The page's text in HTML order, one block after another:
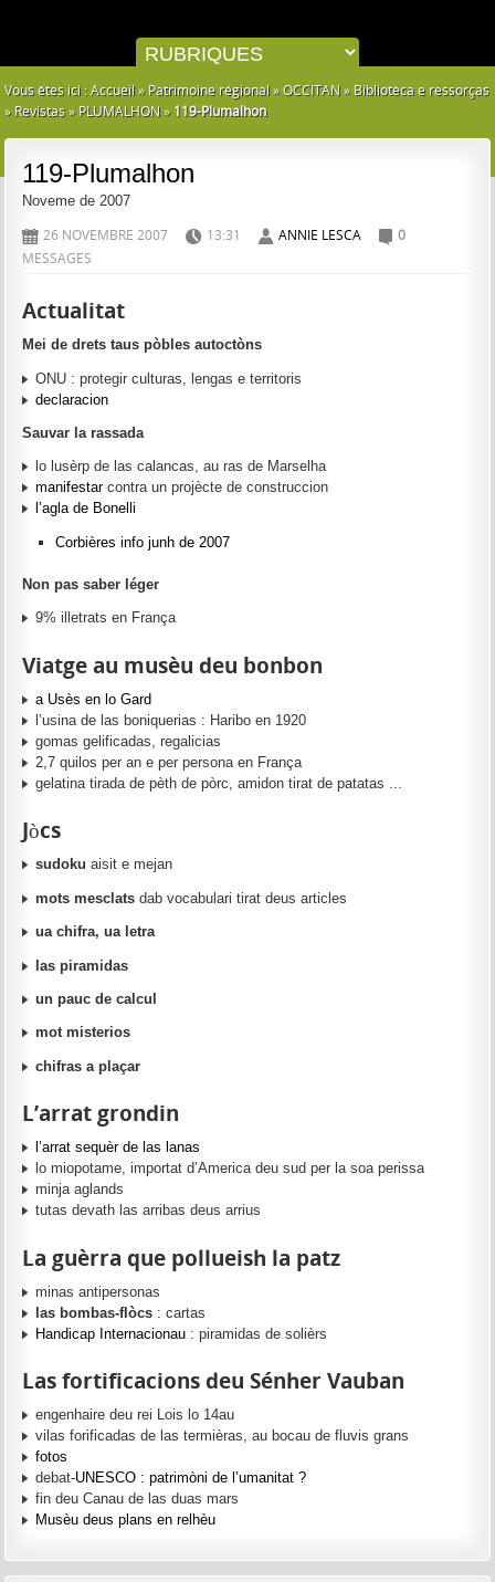
Vous êtes ici :Accueil » Patrimoine régional »OCCITAN » Bibliotèca e ressorças
» Revistas » PLUMALHON » 119-Plumalhon
119-Plumalhon
Noveme de 2007
D 26 NOVEMBRE 2007 H 13:31 A ANNIE LESCA
0
MESSAGES
Actualitat
Mei de drets taus pòbles autoctòns
ONU : protegir culturas, lengas e territoris
declaracion
Sauvar la rassada
lo lusèrp de las calancas, au ras de Marselha
manifestarcontra un projècte de construccion
l’agla de Bonelli
Corbières info junh de 2007
Non pas saber léger
9% illetrats en França
Viatge au musèu deu bonbon
a Usès en lo Gard
l’usina de las boniquerias : Haribo en 1920
gomas gelificadas, regalicias
2,7 quilos per an e per persona en França
gelatina tirada de pèth de pòrc, amidon tirat de patatas ...
Jòcs
sudoku aisit e mejan
mots mesclats dab vocabulari tirat deus articles
ua chifra, ua letra
las piramidas
un pauc de calcul
mot misterios
chifras a plaçar
L’arrat grondin
l’arrat sequèr de las lanas
lo miopotame, importat d’America deu sud per la soa perissa
minja aglands
tutas devath las arribas deus arrius
La guèrra que pollueish la patz
minas antipersonas
las bombas-flòcs : cartas
Handicap Internacionau : piramidas de solièrs
Las fortificacions deu Sénher Vauban
engenhaire deu rei Lois lo 14au
vilas forificadas de las termièras, au bocau de fluvis grans
fotos
debat-UNESCO : patrimòni de l’umanitat ?
fin deu Canau de las duas mars
Musèu deus plans en relhèu